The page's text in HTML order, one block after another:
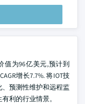
值为96亿美元,预计到
增长7.7%. 将IOT技
预测性维护和远程监
利的行业情景。